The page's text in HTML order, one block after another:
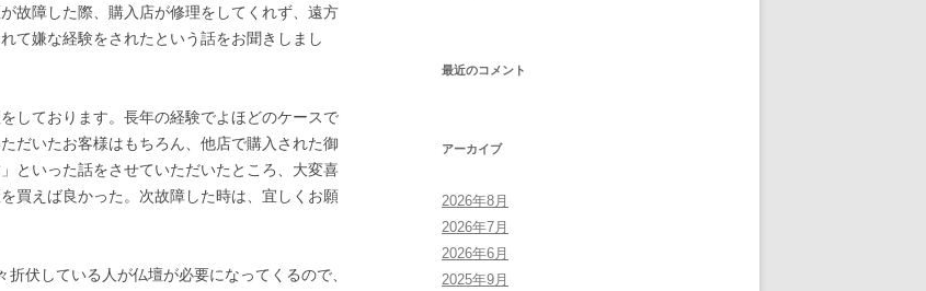
故障した際、購入店が修理をしてくれず、遠方
て嫌な経験をされたという話をお聞きしまし
しております。長年の経験でよほどのケースで
だいたお客様はもちろん、他店で購入された御
といった話をさせていただいたところ、大変喜
買えば良かった。次故障した時は、宜しくお願
伏している人が仏壇が必要になってくるので、
最近のコメント
アーカイブ
2026年8月
2026年7月
2026年6月
2025年9月